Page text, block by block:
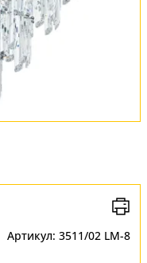
Артикул: 3511/02 LM-8